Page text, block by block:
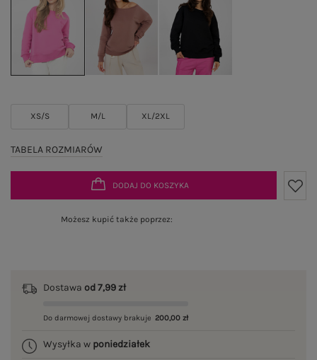
XS/S M/L XL/2XL
TABELA ROZMIARÓW
DODAJ DO KOSZYKA
Możesz kupić także poprzez:
Dostawa od 7,99 zł
Do darmowej dostawy brakuje 200,00 zł
Wysyłka w poniedziałek